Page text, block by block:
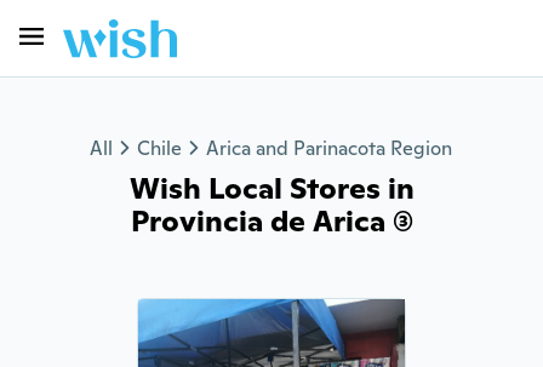
All Chile Arica and Parinacota Region
Wish Local Stores in
Provincia de Arica (3)